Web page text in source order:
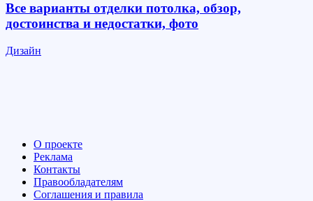
Все варианты отделки потолка, обзор,
достоинства и недостатки, фото
Дизайн
О проекте
Реклама
Контакты
Правообладателям
Соглашения и правила